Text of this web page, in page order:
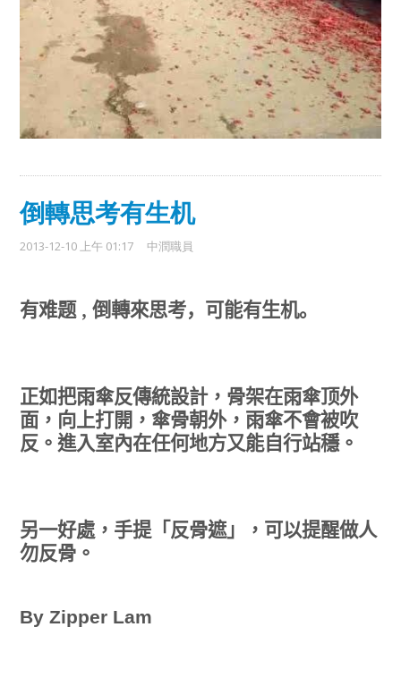
倒轉思考有生机
2013-12-10 上午 01:17 中潤職員
有难题 ,倒轉來思考，可能有生机。
正如把雨傘反傳統設計，骨架在雨傘顶外
面，向上打開，傘骨朝外，雨傘不會被吹
反。進入室內在任何地方又能自行站穩。
另一好處，手提「反骨遮」，可以提醒做人
勿反骨。
By Zipper Lam